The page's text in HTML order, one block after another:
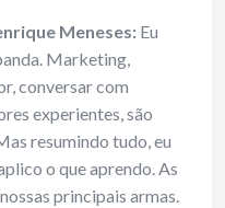
Meneses: Eu
Marketing,
conversar com
experientes, são
resumindo tudo, eu
o que aprendo. As
principais armas.